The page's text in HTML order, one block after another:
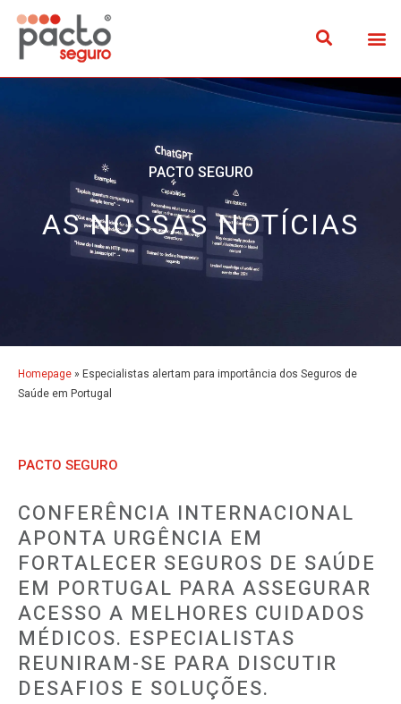
PACTO SEGURO
AS NOSSAS NOTÍCIAS
Homepage » Especialistas alertam para importância dos Seguros de
Saúde em Portugal
PACTO SEGURO
CONFERÊNCIA INTERNACIONAL
APONTA URGÊNCIA EM
FORTALECER SEGUROS DE SAÚDE
EM PORTUGAL PARA ASSEGURAR
ACESSO A MELHORES CUIDADOS
MÉDICOS. ESPECIALISTAS
REUNIRAM-SE PARA DISCUTIR
DESAFIOS E SOLUÇÕES.